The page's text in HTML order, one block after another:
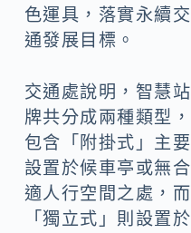
色運具，落實永續交
通發展目標。
交通處說明，智慧站
牌共分成兩種類型，
包含「附掛式」主要
設置於候車亭或無合
適人行空間之處，而
「獨立式」則設置於